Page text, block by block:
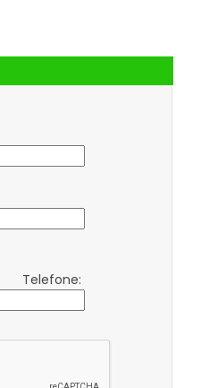
Telefone: